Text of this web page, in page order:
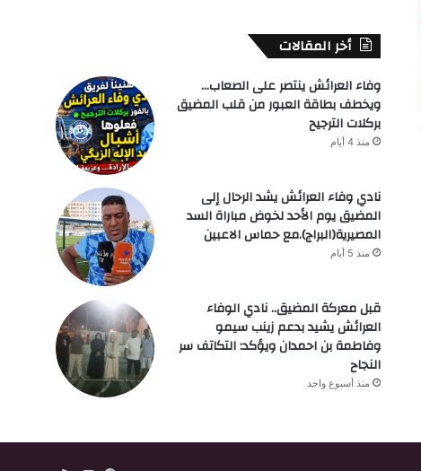
أخر المقالات
وفاء العرائش ينتصر على الصعاب…
ويخطف بطاقة العبور من قلب المضيق
بركلات الترجيح
منذ 4 أيام
نادي وفاء العرائش يشد الرحال إلى
المضيق يوم الأحد لخوض مباراة السد
المصيرية(البراج).مع حماس الاعبين
منذ 5 أيام
قبل معركة المضيق.. نادي الوفاء
العرائش يشيد بدعم زينب سيمو
وفاطمة بن احمدان ويؤكد: التكاتف سر
النجاح
منذ أسبوع واحد